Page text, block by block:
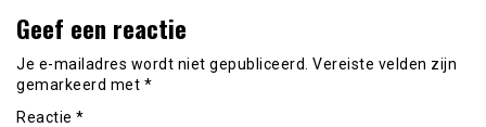
Geef een reactie
Je e-mailadres wordt niet gepubliceerd. Vereiste velden zijn
gemarkeerd met *
Reactie *